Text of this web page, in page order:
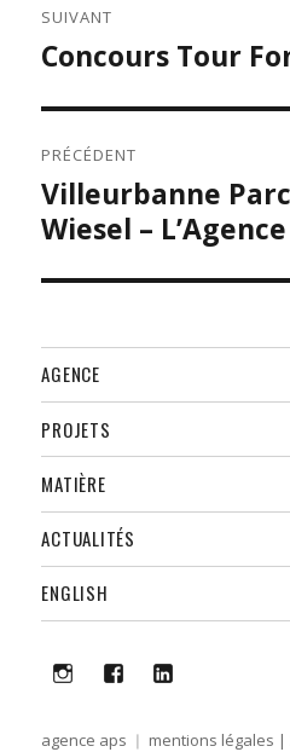
DE
SUIVANT
Publication
Concours Tour
PRÉCÉDENT
Publication
précédente :
Villeurbanne
Wiesel –
AGENCE
PROJETS
MATIÈRE
ACTUALITÉS
ENGLISH
agence aps mentions légales |